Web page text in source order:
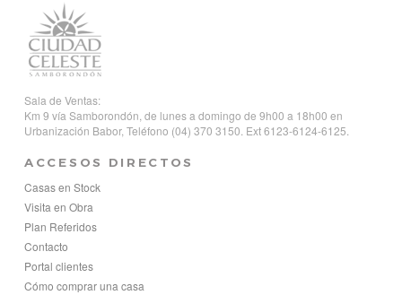
Sala de Ventas:
Km 9 vía Samborondón, de lunes a domingo de 9h00 a 18h00 en
Urbanización Babor, Teléfono (04) 370 3150. Ext 6123-6124-6125.
ACCESOS DIRECTOS
Casas en Stock
Visita en Obra
Plan Referidos
Contacto
Portal clientes
Cómo comprar una casa